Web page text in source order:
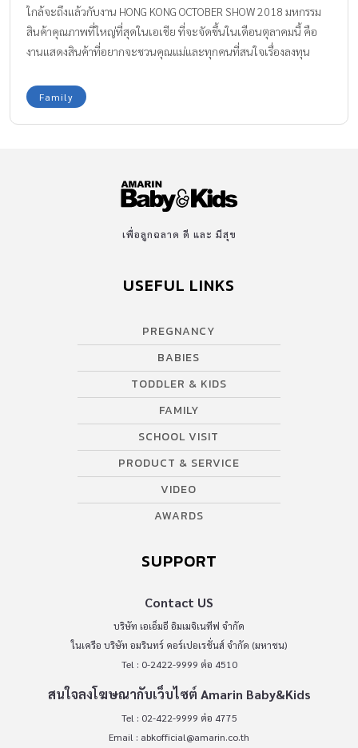
ใกล้จะถึงแล้วกับงาน HONG KONG OCTOBER SHOW 2018 มหกรรม
สินค้าคุณภาพที่ใหญ่ที่สุดในเอเชีย ที่จะจัดขึ้นในเดือนตุลาคมนี้ คือ
งานแสดงสินค้าที่อยากจะชวนคุณแม่และทุกคนที่สนใจเรื่องลงทุน
ที่มีคุณภาพกลับไปต่อยอดธุรกิจของตัวเองได้แน่นอนค่ะ
Family
เพื่อลูกฉลาด ดี และ มีสุข
USEFUL LINKS
PREGNANCY
BABIES
TODDLER & KIDS
FAMILY
SCHOOL VISIT
PRODUCT & SERVICE
VIDEO
AWARDS
SUPPORT
Contact US
บริษัท เอเอ็มอี อิมเมจิเนทีฟ จำกัด
ในเครือ บริษัท อมรินทร์ คอร์เปอเรชั่นส์ จำกัด (มหาชน)
Tel : 0-2422-9999 ต่อ 4510
สนใจลงโฆษณากับเว็บไซต์ Amarin Baby&Kids
Tel : 02-422-9999 ต่อ 4775
Email : abkofficial@amarin.co.th